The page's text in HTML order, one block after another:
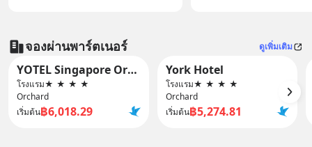
จองผ่านพาร์ตเนอร์ ดูเพิ่มเติม
YOTEL Singapore Orchard Road
โรงแรม★ ★ ★ ★
Orchard
เริ่มต้น฿6,018.29
York Hotel
โรงแรม★ ★ ★ ★
Orchard
เริ่มต้น฿5,274.81